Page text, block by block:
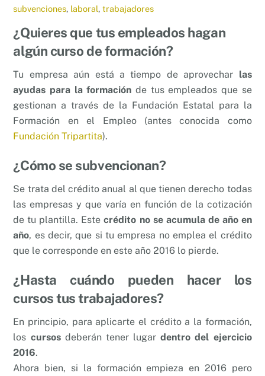
subvenciones, laboral,trabajadores
¿Quieres que tus empleados hagan
algún curso de formación?
Tu empresa aún está a tiempo de aprovechar las
ayudas para la formación de tus empleados que se
gestionan a través de la Fundación Estatal para la
Formación en el Empleo (antes conocida como
Fundación Tripartita).
¿Cómo se subvencionan?
Se trata del crédito anual al que tienen derecho todas
las empresas y que varía en función de la cotización
de tu plantilla. Estecrédito no se acumula de año en
año, es decir, que si tu empresa no emplea el crédito
que le corresponde en este año 2016 lo pierde.
¿Hasta cuándo pueden hacer los
cursos tus trabajadores?
En principio, para aplicarte el crédito a la formación,
los cursosdeberán tener lugardentro del ejercicio
2016.
Ahora bien, si la formación empieza en 2016 pero